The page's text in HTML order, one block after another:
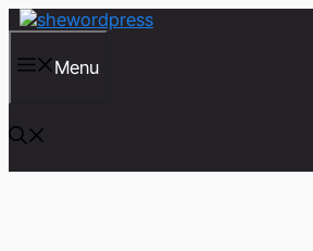
컨
츠
건
너
뛰
기
Menu